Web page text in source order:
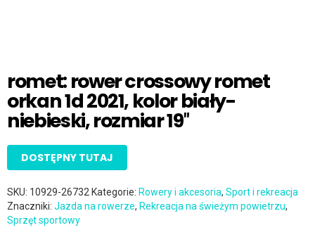
romet: rower crossowy romet
orkan 1d 2021, kolor biały-
niebieski, rozmiar 19″
DOSTĘPNY TUTAJ
SKU: 10929-26732 Kategorie: Rowery i akcesoria, Sport i rekreacja
Znaczniki: Jazda na rowerze, Rekreacja na świeżym powietrzu,
Sprzęt sportowy